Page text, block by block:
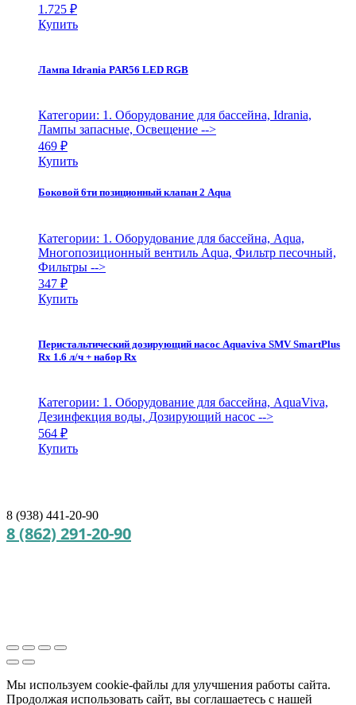
1.725 ₽
Купить
Лампа Idrania PAR56 LED RGB
Категории: 1. Оборудование для бассейна, Idrania,
Лампы запасные, Освещение -->
469 ₽
Купить
Боковой 6ти позиционный клапан 2 Aqua
Категории: 1. Оборудование для бассейна, Aqua,
Многопозиционный вентиль Aqua, Фильтр песочный,
Фильтры -->
347 ₽
Купить
Перистальтический дозирующий насос Aquaviva SMV SmartPlus
Rx 1.6 л/ч + набор Rx
Категории: 1. Оборудование для бассейна, AquaViva,
Дезинфекция воды, Дозирующий насос -->
564 ₽
Купить
8 (938) 441-20-90
8 (862) 291-20-90
Мы используем cookie‑файлы для улучшения работы сайта.
Продолжая использовать сайт, вы соглашаетесь с нашей